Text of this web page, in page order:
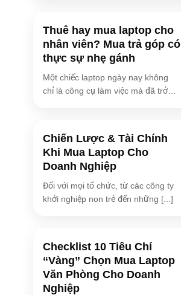
Thuê hay mua laptop cho
nhân viên? Mua trả góp có
thực sự nhẹ gánh
Một chiếc laptop ngày nay không
chỉ là công cụ làm việc mà đã trở
Chiến Lược & Tài Chính
Khi Mua Laptop Cho
Doanh Nghiệp
Đối với mọi tổ chức, từ các công ty
khởi nghiệp non trẻ đến những [...]
Checklist 10 Tiêu Chí
“Vàng” Chọn Mua Laptop
Văn Phòng Cho Doanh
Nghiệp